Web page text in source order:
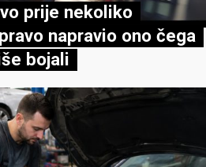
prije nekoliko
napravio ono čega
bojali